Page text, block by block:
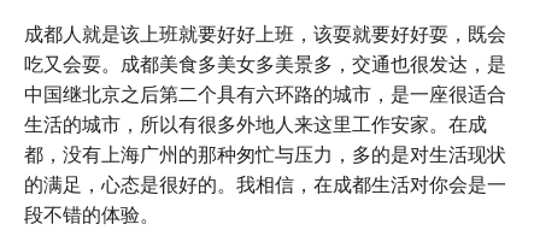
成都人就是该上班就要好好上班，该耍就要好好耍，既会
吃又会耍。成都美食多美女多美景多，交通也很发达，是
中国继北京之后第二个具有六环路的城市，是一座很适合
生活的城市，所以有很多外地人来这里工作安家。在成
都，没有上海广州的那种匆忙与压力，多的是对生活现状
的满足，心态是很好的。我相信，在成都生活对你会是一
段不错的体验。